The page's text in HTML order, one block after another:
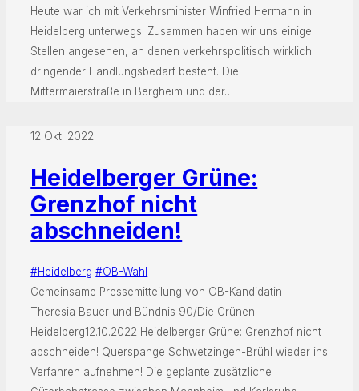
Heute war ich mit Verkehrsminister Winfried Hermann in
Heidelberg unterwegs. Zusammen haben wir uns einige
Stellen angesehen, an denen verkehrspolitisch wirklich
dringender Handlungsbedarf besteht. Die
Mittermaierstraße in Bergheim und der…
12 Okt. 2022
Heidelberger Grüne:
Grenzhof nicht
abschneiden!
#Heidelberg #OB-Wahl
Gemeinsame Pressemitteilung von OB-Kandidatin
Theresia Bauer und Bündnis 90/Die Grünen
Heidelberg12.10.2022 Heidelberger Grüne: Grenzhof nicht
abschneiden! Querspange Schwetzingen-Brühl wieder ins
Verfahren aufnehmen! Die geplante zusätzliche